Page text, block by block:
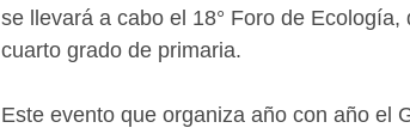
se llevará a cabo el 18° Foro de
cuarto grado de primaria.
Este evento que organiza año con año el